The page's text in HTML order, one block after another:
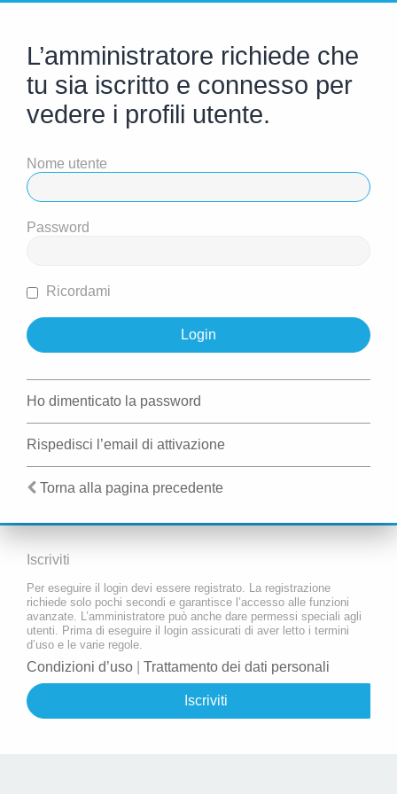
L’amministratore richiede che
tu sia iscritto e connesso per
vedere i profili utente.
Nome utente
Password
Ricordami
Ho dimenticato la password
Rispedisci l’email di attivazione
Torna alla pagina precedente
Iscriviti
Per eseguire il login devi essere registrato. La registrazione
richiede solo pochi secondi e garantisce l’accesso alle funzioni
avanzate. L’amministratore può anche dare permessi speciali agli
utenti. Prima di eseguire il login assicurati di aver letto i termini
d’uso e le varie regole.
Condizioni d’uso Trattamento dei dati personali
Iscriviti